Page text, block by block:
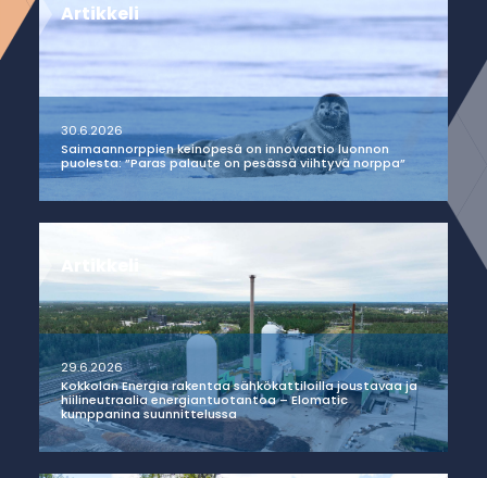
Artikkeli
30.6.2026
Saimaannorppien keinopesä on innovaatio luonnon
puolesta: ”Paras palaute on pesässä viihtyvä norppa”
29.6.2026
Kokkolan Energia rakentaa sähkökattiloilla joustavaa ja
hiilineutraalia energiantuotantoa – Elomatic
kumppanina suunnittelussa